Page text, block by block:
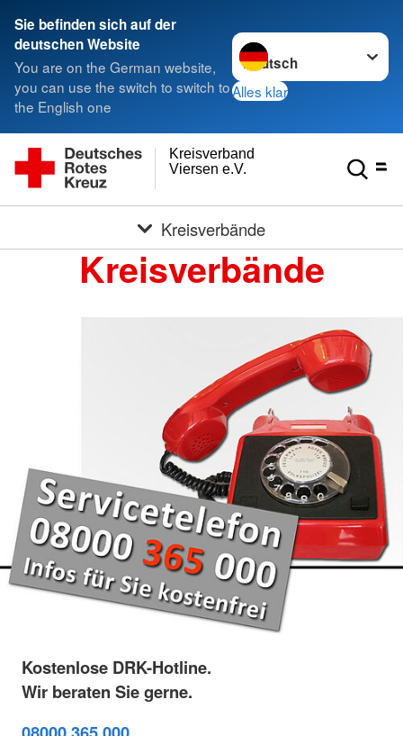
Sie befinden sich auf der
deutschen Website
You are on the German website,
you can use the switch to switch to
the English one
Sprache wechseln zu
Alles klar
Viersen e.V.
Kreisverband
Kreisverbände
Kreisverbände
Kostenlose DRK-Hotline.
Wir beraten Sie gerne.